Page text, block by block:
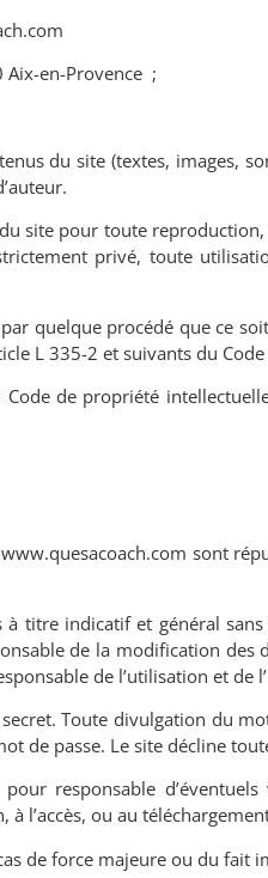
en-Provence ;
du site (textes, images,
site pour toute
privé, toute
quelque procédé que ce
L 335-2 et suivants du
de propriété
sont
titre indicatif et général
de la modification
de l’utilisation et de l’
Toute divulgation du
de passe. Le site décline
responsable
à l’accès, ou au
de force majeure ou du fait